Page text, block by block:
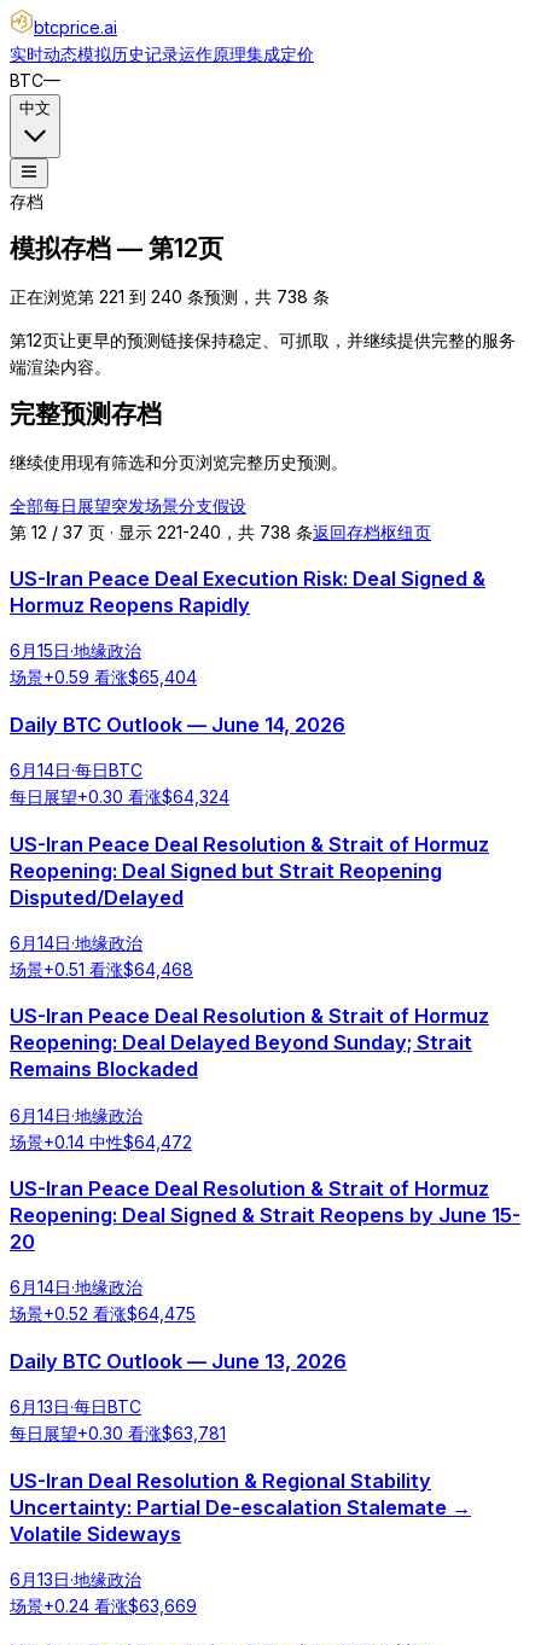
btcprice.ai
实时动态模拟历史记录运作原理集成定价
BTC—
中文
存档
模拟存档 — 第12页
正在浏览第 221 到 240 条预测，共 738 条
第12页让更早的预测链接保持稳定、可抓取，并继续提供完整的服务
端渲染内容。
完整预测存档
继续使用现有筛选和分页浏览完整历史预测。
全部每日展望突发场景分支假设
第 12 / 37 页 · 显示 221-240，共 738 条返回存档枢纽页
US-Iran Peace Deal Execution Risk: Deal Signed &
Hormuz Reopens Rapidly
6月15日·地缘政治
场景+0.59 看涨$65,404
Daily BTC Outlook — June 14, 2026
6月14日·每日BTC
每日展望+0.30 看涨$64,324
US-Iran Peace Deal Resolution & Strait of Hormuz
Reopening: Deal Signed but Strait Reopening
Disputed/Delayed
6月14日·地缘政治
场景+0.51 看涨$64,468
US-Iran Peace Deal Resolution & Strait of Hormuz
Reopening: Deal Delayed Beyond Sunday; Strait
Remains Blockaded
6月14日·地缘政治
场景+0.14 中性$64,472
US-Iran Peace Deal Resolution & Strait of Hormuz
Reopening: Deal Signed & Strait Reopens by June 15-
20
6月14日·地缘政治
场景+0.52 看涨$64,475
Daily BTC Outlook — June 13, 2026
6月13日·每日BTC
每日展望+0.30 看涨$63,781
US-Iran Deal Resolution & Regional Stability
Uncertainty: Partial De-escalation Stalemate →
Volatile Sideways
6月13日·地缘政治
场景+0.24 看涨$63,669